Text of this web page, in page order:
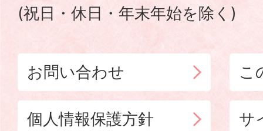
(祝日・休日・年末年始を除く)
お問い合わせ こ
個人情報保護方針 サ